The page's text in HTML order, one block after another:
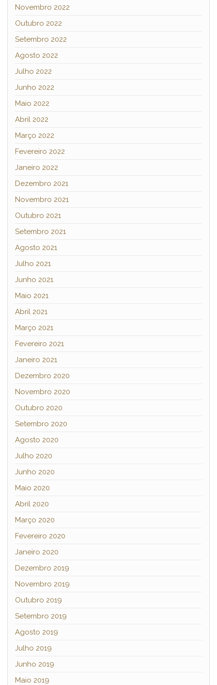
Novembro 2022
Outubro 2022
Setembro 2022
Agosto 2022
Julho 2022
Junho 2022
Maio 2022
Abril 2022
Março 2022
Fevereiro 2022
Janeiro 2022
Dezembro 2021
Novembro 2021
Outubro 2021
Setembro 2021
Agosto 2021
Julho 2021
Junho 2021
Maio 2021
Abril 2021
Março 2021
Fevereiro 2021
Janeiro 2021
Dezembro 2020
Novembro 2020
Outubro 2020
Setembro 2020
Agosto 2020
Julho 2020
Junho 2020
Maio 2020
Abril 2020
Março 2020
Fevereiro 2020
Janeiro 2020
Dezembro 2019
Novembro 2019
Outubro 2019
Setembro 2019
Agosto 2019
Julho 2019
Junho 2019
Maio 2019